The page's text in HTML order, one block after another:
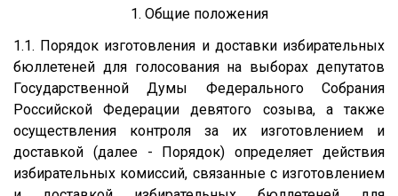
1. Общие положения
1.1. Порядок изготовления и доставки избирательных
бюллетеней для голосования на выборах депутатов
Государственной Думы Федерального Собрания
Российской Федерации девятого созыва, а также
осуществления контроля за их изготовлением и
доставкой (далее - Порядок) определяет действия
избирательных комиссий, связанные с изготовлением